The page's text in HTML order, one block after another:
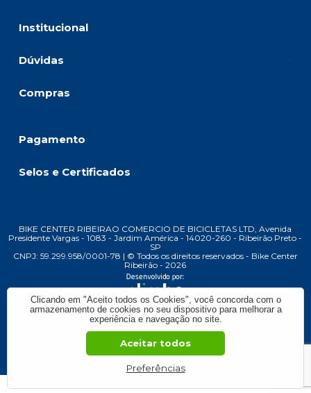
Institucional
Dúvidas
Compras
Pagamento
Selos e Certificados
BIKE CENTER RIBEIRAO COMERCIO DE BICICLETAS LTD, Avenida
Presidente Vargas - 1083 - Jardim América - 14020-260 - Ribeirão Preto -
SP
CNPJ: 59.299.958/0001-78 | © Todos os direitos reservados - Bike Center
Ribeirão - 2026
Clicando em "Aceito todos os Cookies", você concorda com o
armazenamento de cookies no seu dispositivo para melhorar a
experiência e navegação no site.
Preferências
Aceitar todos